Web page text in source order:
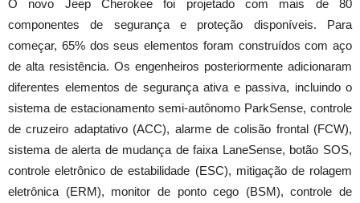
O novo Jeep Cherokee foi projetado com mais de 80
componentes de segurança e proteção disponíveis. Para
começar, 65% dos seus elementos foram construídos com aço
de alta resistência. Os engenheiros posteriormente adicionaram
diferentes elementos de segurança ativa e passiva, incluindo o
sistema de estacionamento semi-autônomo ParkSense, controle
de cruzeiro adaptativo (ACC), alarme de colisão frontal (FCW),
sistema de alerta de mudança de faixa LaneSense, botão SOS,
controle eletrônico de estabilidade (ESC), mitigação de rolagem
eletrônica (ERM), monitor de ponto cego (BSM), controle de